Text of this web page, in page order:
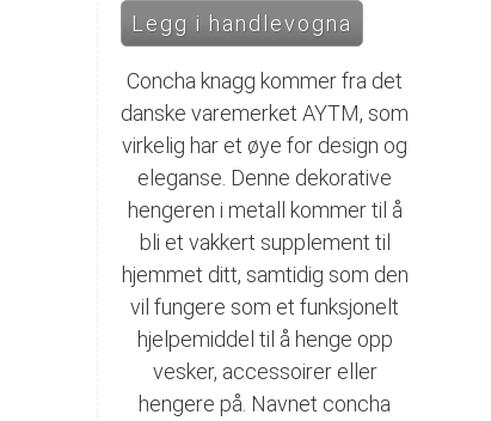
Concha knagg kommer fra det
danske varemerket AYTM, som
virkelig har et øye for design og
eleganse. Denne dekorative
hengeren i metall kommer til å
bli et vakkert supplement til
hjemmet ditt, samtidig som den
vil fungere som et funksjonelt
hjelpemiddel til å henge opp
vesker, accessoirer eller
hengere på. Navnet concha